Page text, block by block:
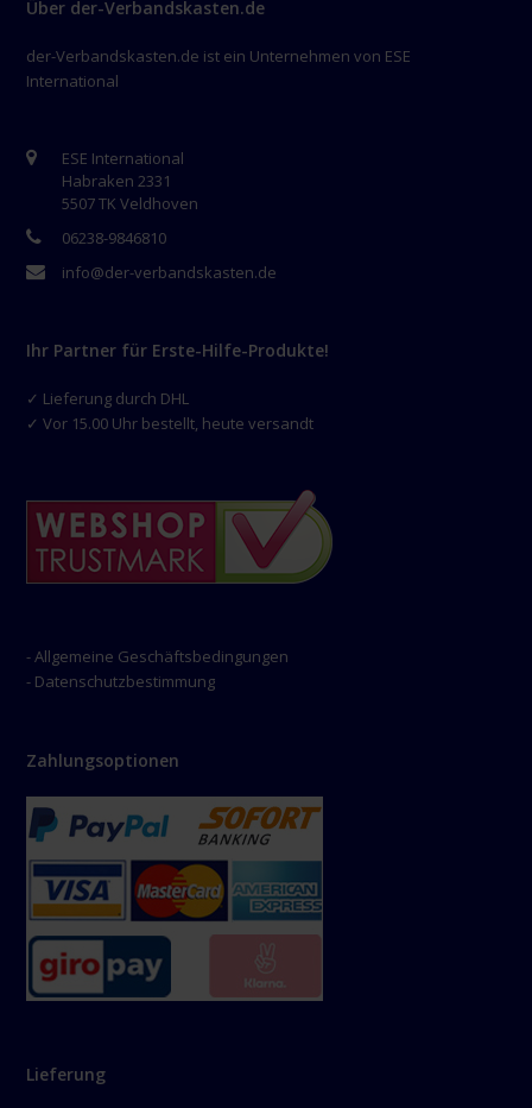
Über der-Verbandskasten.de
der-Verbandskasten.de ist ein Unternehmen von ESE
International
ESE International
Habraken 2331
5507 TK Veldhoven
06238-9846810
info@der-verbandskasten.de
Ihr Partner für Erste-Hilfe-Produkte!
✓ Lieferung durch DHL
✓ Vor 15.00 Uhr bestellt, heute versandt
- Allgemeine Geschäftsbedingungen
- Datenschutzbestimmung
Zahlungsoptionen
Lieferung